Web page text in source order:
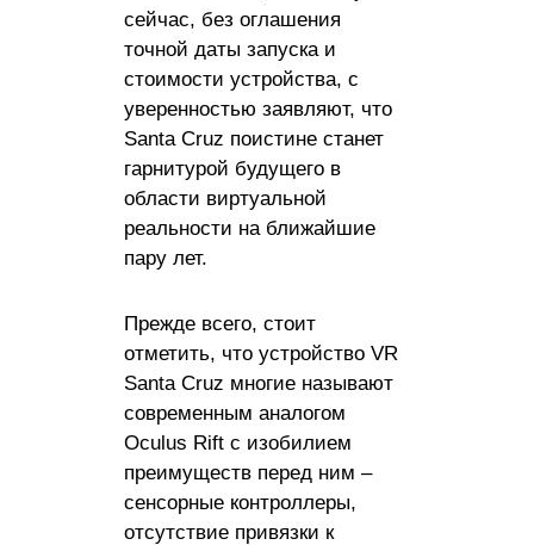
сейчас, без оглашения
точной даты запуска и
стоимости устройства, с
уверенностью заявляют, что
Santa Cruz поистине станет
гарнитурой будущего в
области виртуальной
реальности на ближайшие
пару лет.
Прежде всего, стоит
отметить, что устройство VR
Santa Cruz многие называют
современным аналогом
Oculus Rift с изобилием
преимуществ перед ним –
сенсорные контроллеры,
отсутствие привязки к